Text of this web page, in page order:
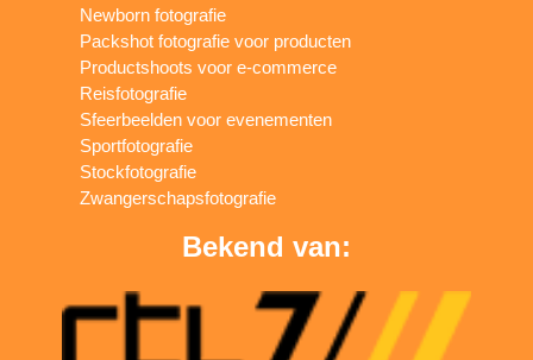
Newborn fotografie
Packshot fotografie voor producten
Productshoots voor e-commerce
Reisfotografie
Sfeerbeelden voor evenementen
Sportfotografie
Stockfotografie
Zwangerschapsfotografie
Bekend van: